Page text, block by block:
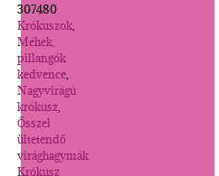
307480
Krókuszok,
Méhek,
pillangók
kedvence,
Nagyvirágú
krókusz,
Ősszel
ültetendő
virághagymák
Krókusz